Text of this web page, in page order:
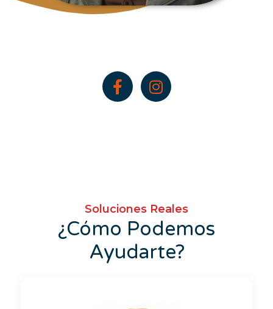
Soluciones Reales
¿Cómo Podemos
Ayudarte?